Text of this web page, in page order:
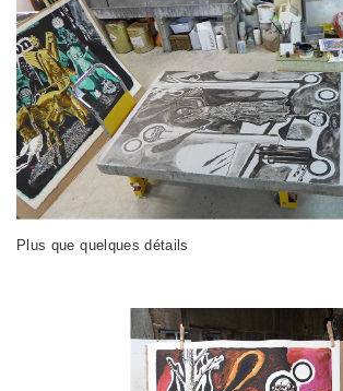
Plus que quelques détails